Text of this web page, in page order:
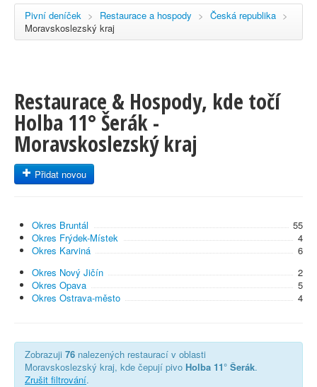
Pivní deníček > Restaurace a hospody > Česká republika >
Moravskoslezský kraj
Restaurace & Hospody, kde točí
Holba 11° Šerák -
Moravskoslezský kraj
Přidat novou
Okres Bruntál
55
Okres Frýdek-Místek
4
Okres Karviná
6
Okres Nový Jičín
2
Okres Opava
5
Okres Ostrava-město
4
Zobrazuji 76 nalezených restaurací v oblasti
Moravskoslezský kraj, kde čepují pivo Holba 11° Šerák.
Zrušit filtrování.